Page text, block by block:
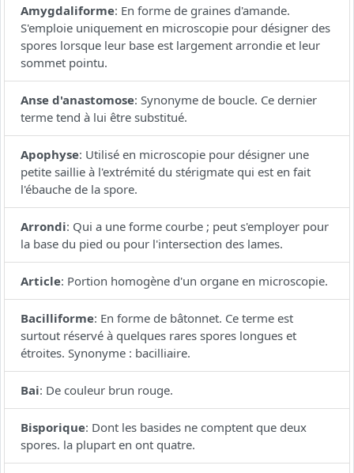
Amygdaliforme: En forme de graines d'amande.
S'emploie uniquement en microscopie pour désigner des
spores lorsque leur base est largement arrondie et leur
sommet pointu.
Anse d'anastomose: Synonyme de boucle. Ce dernier
terme tend à lui être substitué.
Apophyse: Utilisé en microscopie pour désigner une
petite saillie à l'extrémité du stérigmate qui est en fait
l'ébauche de la spore.
Arrondi: Qui a une forme courbe ; peut s'employer pour
la base du pied ou pour l'intersection des lames.
Article: Portion homogène d'un organe en microscopie.
Bacilliforme: En forme de bâtonnet. Ce terme est
surtout réservé à quelques rares spores longues et
étroites. Synonyme : bacilliaire.
Bai: De couleur brun rouge.
Bisporique: Dont les basides ne comptent que deux
spores. la plupart en ont quatre.